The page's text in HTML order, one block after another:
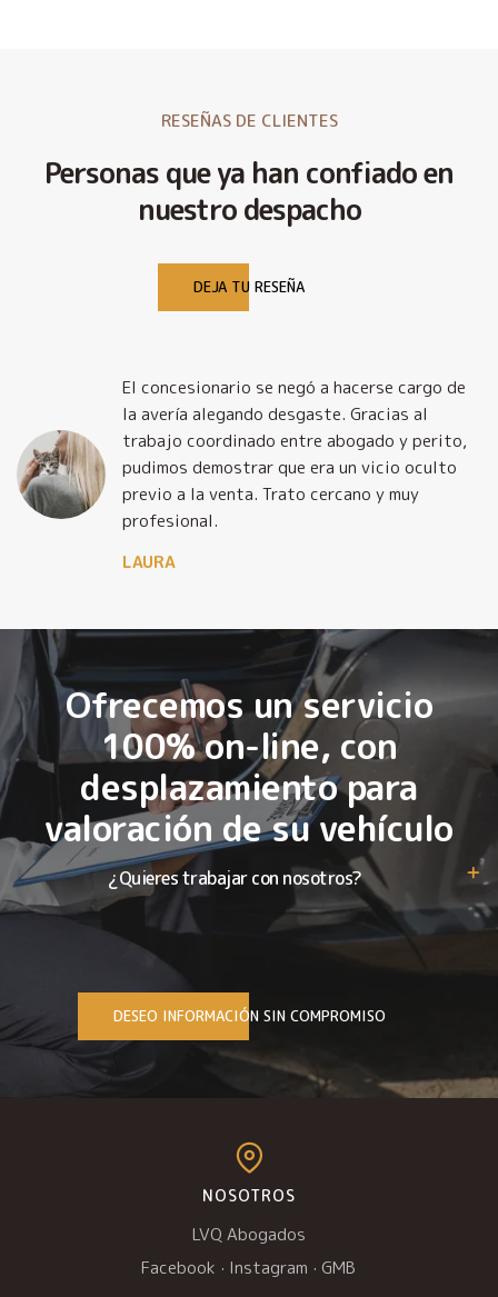
RESEÑAS DE CLIENTES
Personas que ya han confiado en
nuestro despacho
DEJA TU RESEÑA
El concesionario se negó a hacerse cargo de
la avería alegando desgaste. Gracias al
trabajo coordinado entre abogado y perito,
pudimos demostrar que era un vicio oculto
previo a la venta. Trato cercano y muy
profesional.
LAURA
Ofrecemos un servicio
100% on-line, con
desplazamiento para
valoración de su vehículo
¿Quieres trabajar con nosotros?
DESEO INFORMACIÓN SIN COMPROMISO
NOSOTROS
LVQ Abogados
Facebook · Instagram · GMB